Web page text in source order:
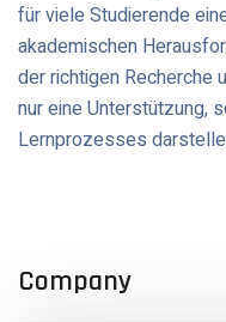
für viele Studierende
akademischen
der richtigen Recherche
nur eine Unterstützung,
Lernprozesses
Company